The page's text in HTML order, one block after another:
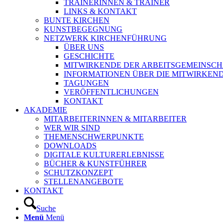
TRAINERINNEN & TRAINER
LINKS & KONTAKT
BUNTE KIRCHEN
KUNSTBEGEGNUNG
NETZWERK KIRCHENFÜHRUNG
ÜBER UNS
GESCHICHTE
MITWIRKENDE DER
INFORMATIONEN ÜBER DIE
TAGUNGEN
VERÖFFENTLICHUNGEN
KONTAKT
AKADEMIE
MITARBEITERINNEN & MITARBEITER
WER WIR SIND
THEMENSCHWERPUNKTE
DOWNLOADS
DIGITALE KULTURERLEBNISSE
BÜCHER & KUNSTFÜHRER
SCHUTZKONZEPT
STELLENANGEBOTE
KONTAKT
Suche
Menü Menü